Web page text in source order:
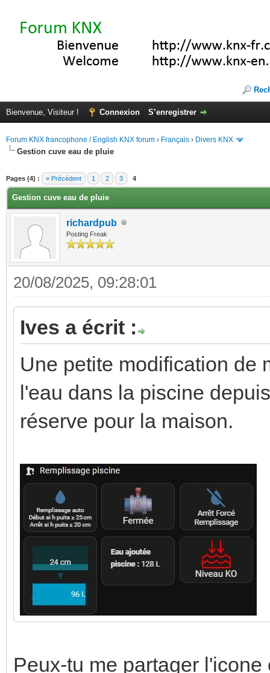
Bienvenue, Visiteur ! Connexion S’enregistrer
Forum KNX francophone / English KNX forum › Français › Divers KNX
Gestion cuve eau de pluie
Pages (4) : « Précédent 1 2 3 4
Gestion cuve eau de pluie
richardpub
Posting Freak
20/08/2025, 09:28:01
Ives a écrit :
Une petite modification de
l'eau dans la piscine
réserve pour la maison.
Peux-tu me partager